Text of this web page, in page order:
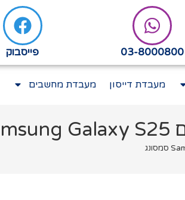
03-8000800 פייסבוק
מעבדת דייסון מעבדת מחשבים